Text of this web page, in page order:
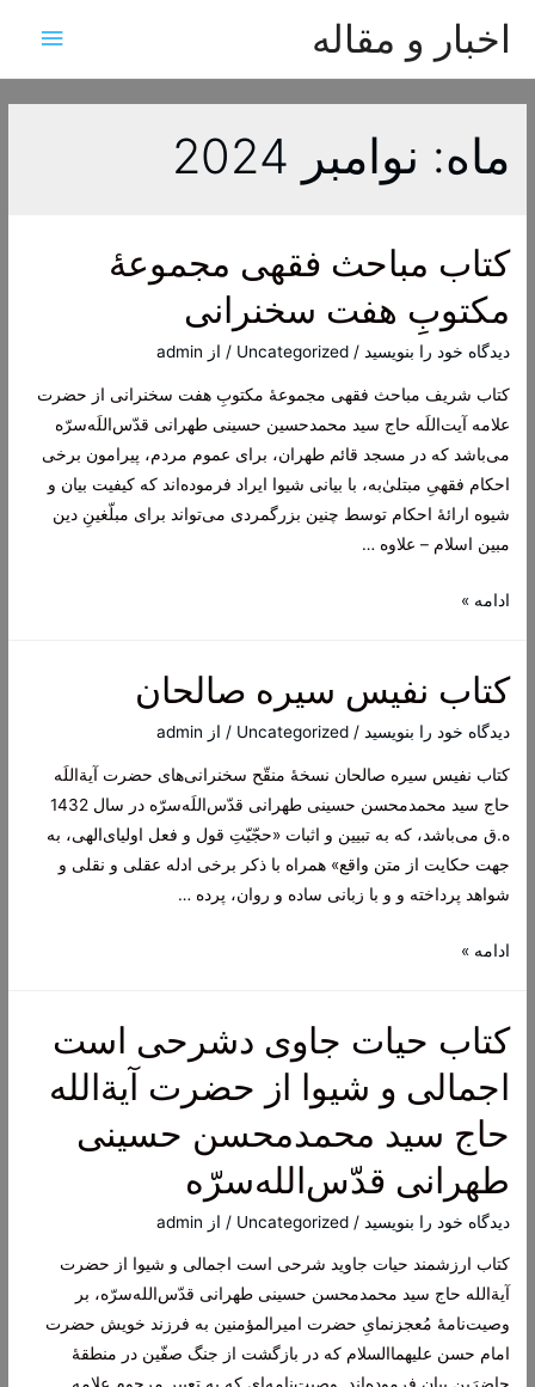
اخبار و مقاله
اصلی
ماه: نوامبر 2024
کتاب مباحث فقهی مجموعۀ
مکتوبِ‌ هفت‌ سخنرانی
دیدگاه‌ خود را بنویسید /
Uncategorized / از admin
کتاب شریف مباحث فقهی مجموعۀ مکتوبِ‌ هفت‌ سخنرانی از حضرت
علامه آیت‌اللَه حاج سید محمدحسین حسینی طهرانی قدّس‌اللَه‌سرّه
می‌باشد که در مسجد قائم طهران، برای عموم مردم، پیرامون برخی
احکام فقهیِ مبتلیٰ‌به، با بیانی شیوا ایراد فرموده‌اند که کیفیت بیان و
شیوه ارائۀ احکام توسط چنین بزرگمردی می‌تواند برای مبلّغینِ دین
مبین اسلام – علاوه …
کتاب
مجموعۀ
مکتوبِ‌
سخنرانی
ادامه »
کتاب نفیس سیره صالحان
دیدگاه‌ خود را بنویسید /
Uncategorized / از admin
کتاب نفیس سیره صالحان نسخۀ منقّح سخنرانی‌های حضرت آیة‌اللَه
حاج سید محمدمحسن حسینی طهرانی قدّس‌اللَه‌سرّه در سال 1432
ه.ق می‌باشد، که به تبیین و اثبات «حجّیّتِ قول و فعل اولیای‌الهی، به
جهت حکایت از متن واقع» همراه با ذکر برخی ادله عقلی و نقلی و
شواهد پرداخته و و با زبانی ساده و روان، پرده …
کتاب
صالحان
ادامه »
کتاب حیات جاوی دشرحی است
اجمالی و شیوا از حضرت آیة‌الله
حاج سید محمدمحسن حسینی
طهرانی قدّس‌الله‌سرّه
دیدگاه‌ خود را بنویسید /
Uncategorized / از admin
کتاب ارزشمند حیات جاوید شرحی است اجمالی و شیوا از حضرت
آیة‌الله حاج سید محمدمحسن حسینی طهرانی قدّس‌الله‌سرّه، بر
وصیت‌نامۀ مُعجز‌نمایِ حضرت امیرالمؤمنین به فرزند خویش حضرت
امام حسن علیهما‌السلام که در بازگشت از جنگ صفّین در منطقۀ